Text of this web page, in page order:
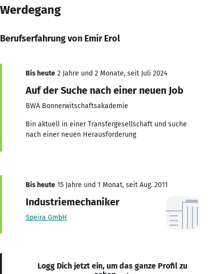
Werdegang
Berufserfahrung von Emir Erol
Bis heute 2 Jahre und 2 Monate, seit Juli 2024
Auf der Suche nach einer neuen Job
BWA Bonnerwitschaftsakademie
Bin aktuell in einer Transfergesellschaft und suche
nach einer neuen Herausforderung
Bis heute 15 Jahre und 1 Monat, seit Aug. 2011
Industriemechaniker
Speira GmbH
Logg Dich jetzt ein, um das ganze Profil zu